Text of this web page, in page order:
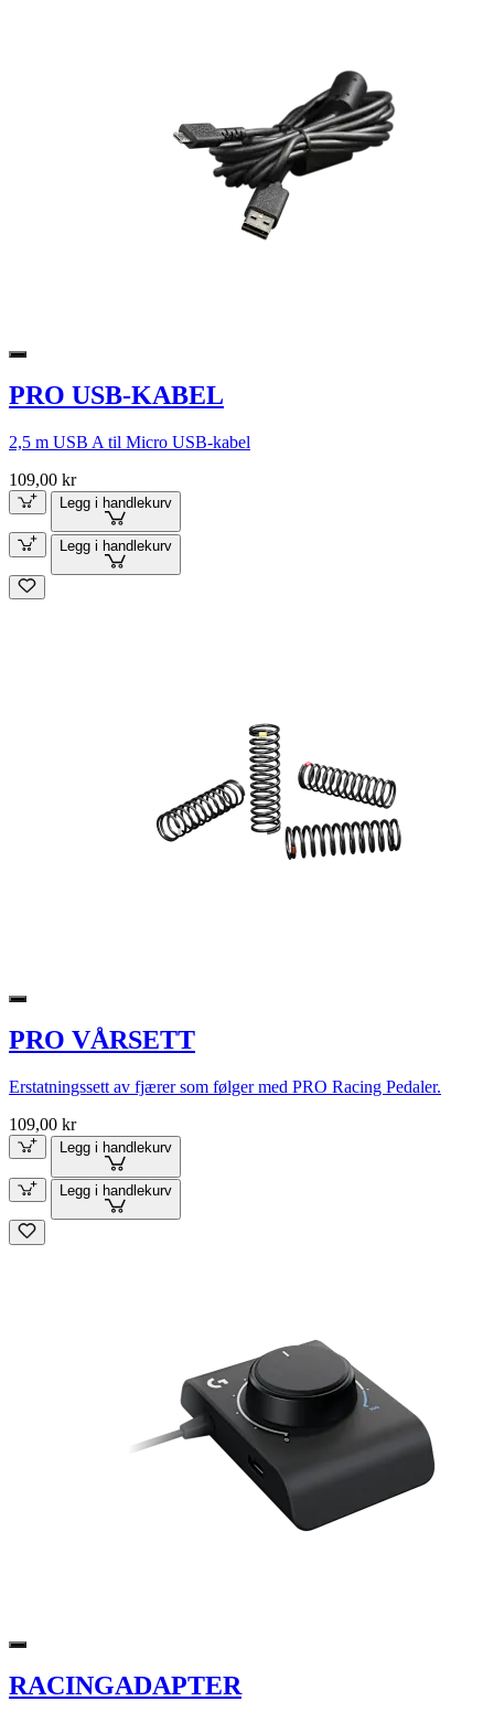
PRO USB-KABEL
2,5 m USB A til Micro USB-kabel
109,00 kr
Legg i handlekurv
Legg i handlekurv
PRO VÅRSETT
Erstatningssett av fjærer som følger med PRO Racing Pedaler.
109,00 kr
Legg i handlekurv
Legg i handlekurv
RACINGADAPTER